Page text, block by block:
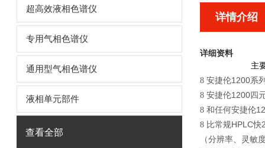
超高效液相色谱仪
专用气相色谱仪
通用型气相色谱仪
液相单元部件
查看全部
详情介绍
详细资料
主
8 安捷伦1200系
8 安捷伦1200四
8 和任何安捷伦
8 比常规HPLC
（分辨率、灵敏